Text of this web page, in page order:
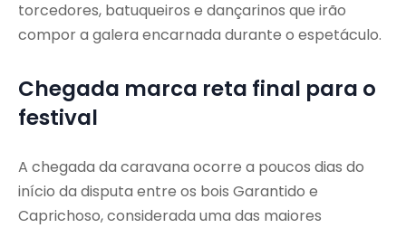
torcedores, batuqueiros e dançarinos que irão
compor a galera encarnada durante o espetáculo.
Chegada marca reta final para o
festival
A chegada da caravana ocorre a poucos dias do
início da disputa entre os bois Garantido e
Caprichoso, considerada uma das maiores